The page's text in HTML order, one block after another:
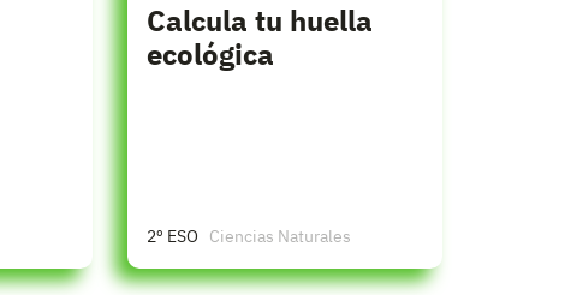
Calcula tu huella
ecológica
2º ESO Ciencias Naturales